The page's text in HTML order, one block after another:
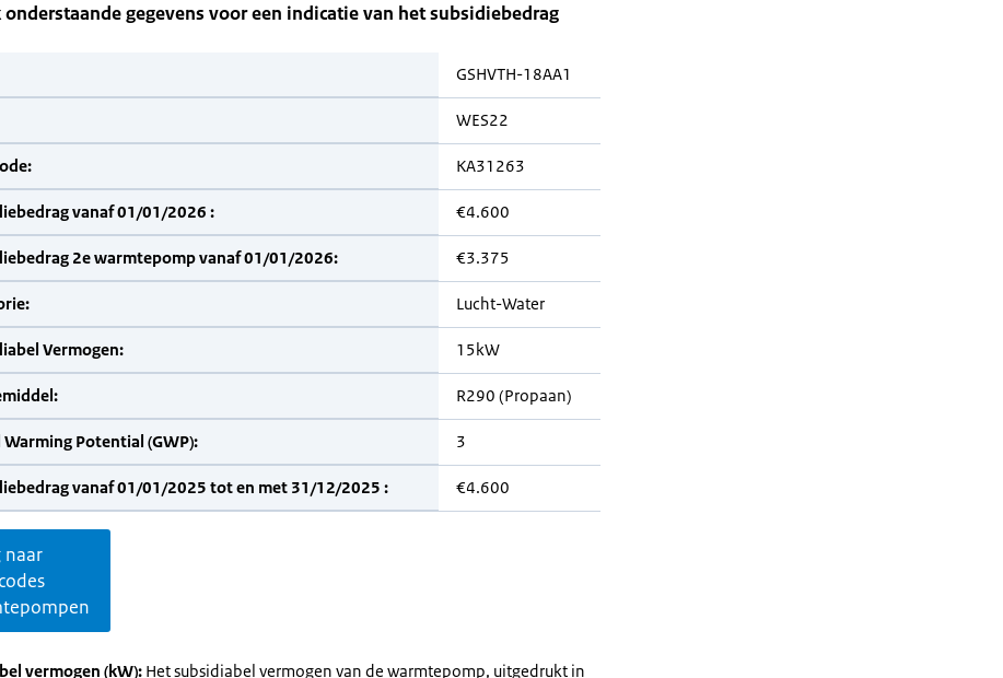
onderstaande gegevens voor een indicatie van het subsidiebedrag
GSHVTH-18AA1
WES22
KA31263
vanaf 01/01/2026 : €4.600
2e warmtepomp vanaf 01/01/2026: €3.375
Lucht-Water
Vermogen: 15kW
R290 (Propaan)
Warming Potential (GWP): 3
vanaf 01/01/2025 tot en met 31/12/2025 : €4.600
naar
vermogen (kW): Het subsidiabel vermogen van de warmtepomp, uitgedrukt in